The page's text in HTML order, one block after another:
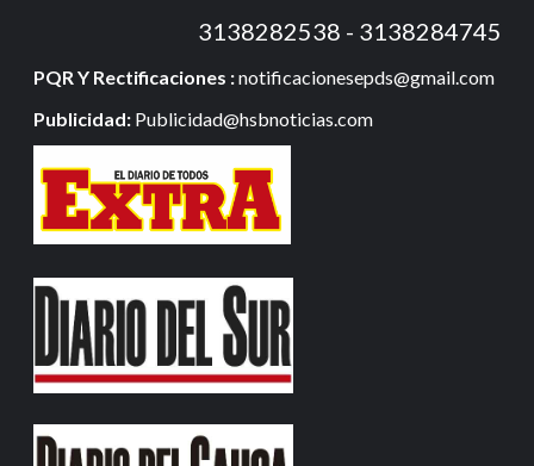
3138282538 - 3138284745
PQR Y Rectificaciones :notificacionesepds@gmail.com
Publicidad: Publicidad@hsbnoticias.com